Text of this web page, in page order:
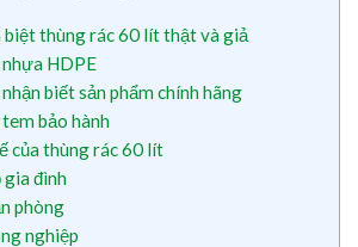
biệt thùng rác 60 lít thật và giả
HDPE
biết sản phẩm chính hãng
bảo hành
của thùng rác 60 lít
gia đình
phòng
nghiệp